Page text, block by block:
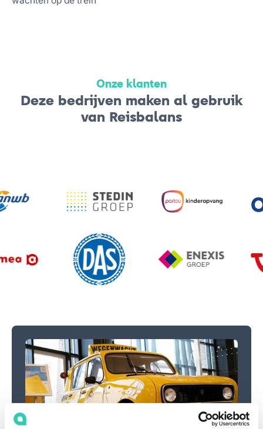
Onze klanten
Deze bedrijven maken al gebruik
van Reisbalans